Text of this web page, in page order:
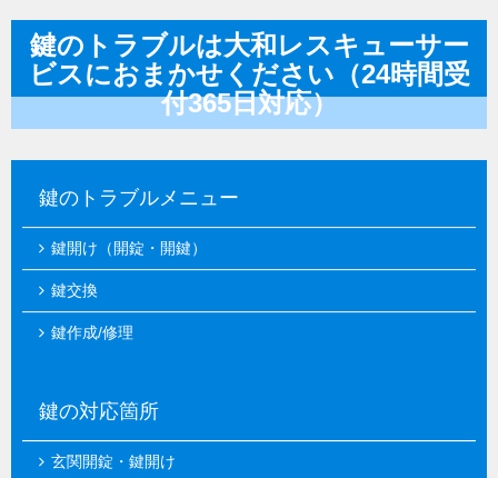
鍵のトラブルは大和レスキューサー
ビスにおまかせください（24時間受
付365日対応）
鍵のトラブルメニュー
鍵開け（開錠・開鍵）
鍵交換
鍵作成/修理
鍵の対応箇所
玄関開錠・鍵開け